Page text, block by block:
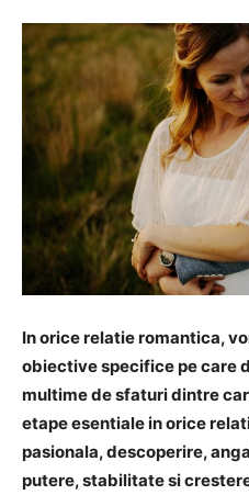
In orice relatie romantica,
obiective specifice pe care
multime de sfaturi dintre
etape esentiale in orice
pasionala, descoperire,
putere, stabilitate si